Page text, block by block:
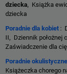
dziecka, Książka
dziecka
Poradnie dla kobiet :
II, Dziennik położnej
Zaświadczenie dla
Poradnie okulistyczne
Książeczka chorego